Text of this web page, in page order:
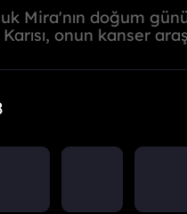
Mira'nın doğum
onun kanser
kasa içinde kilitlenir ve